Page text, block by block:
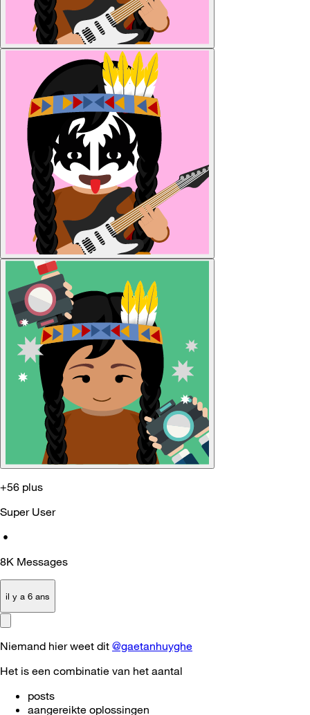
+56 plus
Super User
•
8K Messages
il y a 6 ans
Niemand hier weet dit @gaetanhuyghe
Het is een combinatie van het aantal
posts
aangereikte oplossingen